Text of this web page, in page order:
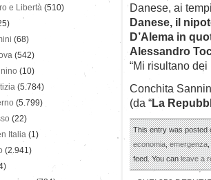
Danese, ai
Danese, il
D’Alema in
Alessandro
“Mi risultano
Conchita
(da “La
This entry was posted
economia,emergenza,
feed. You canleave a
e Libertà (510)
(68)
(542)
(10)
(5.784)
(5.799)
(22)
Italia (1)
(2.941)